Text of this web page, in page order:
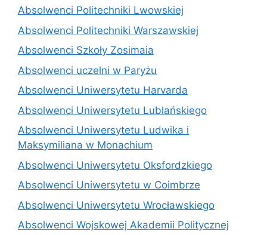
Absolwenci Politechniki Lwowskiej
Absolwenci Politechniki Warszawskiej
Absolwenci Szkoły Zosimaia
Absolwenci uczelni w Paryżu
Absolwenci Uniwersytetu Harvarda
Absolwenci Uniwersytetu Lublańskiego
Absolwenci Uniwersytetu Ludwika i
Maksymiliana w Monachium
Absolwenci Uniwersytetu Oksfordzkiego
Absolwenci Uniwersytetu w Coimbrze
Absolwenci Uniwersytetu Wrocławskiego
Absolwenci Wojskowej Akademii Politycznej